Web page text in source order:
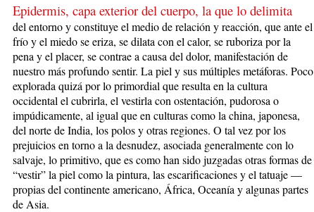
Epidermis, capa exterior del cuerpo, la que lo delimita
del entorno y constituye el medio de relación y reacción, que ante el
frío y el miedo se eriza, se dilata con el calor, se ruboriza por la
pena y el placer, se contrae a causa del dolor, manifestación de
nuestro más profundo sentir. La piel y sus múltiples metáforas. Poco
explorada quizá por lo primordial que resulta en la cultura
occidental el cubrirla, el vestirla con ostentación, pudorosa o
impúdicamente, al igual que en culturas como la china, japonesa,
del norte de India, los polos y otras regiones. O tal vez por los
prejuicios en torno a la desnudez, asociada generalmente con lo
salvaje, lo primitivo, que es como han sido juzgadas otras formas de
“vestir” la piel como la pintura, las escarificaciones y el tatuaje —
propias del continente americano, África, Oceanía y algunas partes
de Asia.